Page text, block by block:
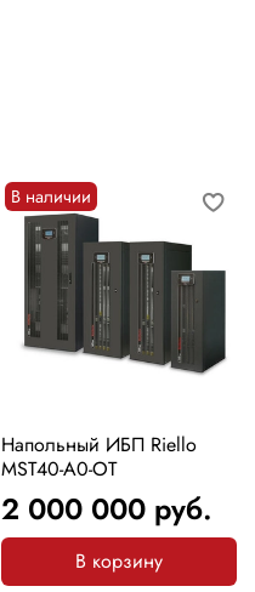
В наличии
Напольный ИБП Riello
MST40-A0-OT
2 000 000 руб.
В корзину